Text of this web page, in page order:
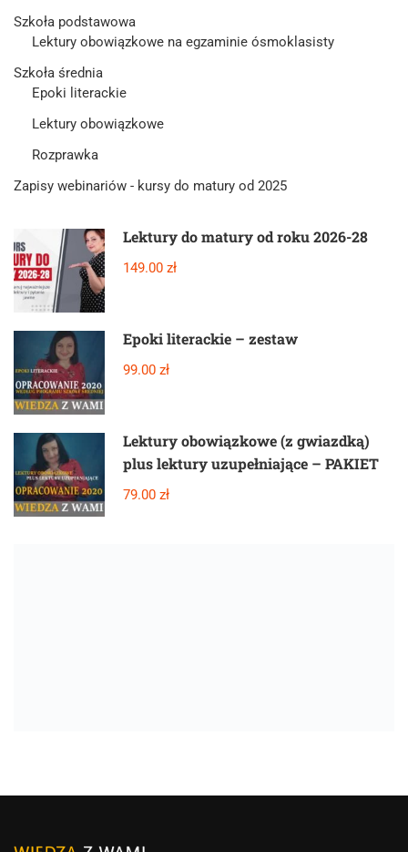
Szkoła podstawowa
Lektury obowiązkowe na egzaminie ósmoklasisty
Szkoła średnia
Epoki literackie
Lektury obowiązkowe
Rozprawka
Zapisy webinariów - kursy do matury od 2025
Lektury do matury od roku 2026-28
149.00 zł
Epoki literackie – zestaw
99.00 zł
Lektury obowiązkowe (z gwiazdką)
plus lektury uzupełniające – PAKIET
79.00 zł